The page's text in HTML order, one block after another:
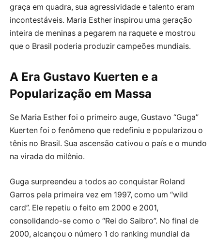
graça em quadra, sua agressividade e talento eram
incontestáveis. Maria Esther inspirou uma geração
inteira de meninas a pegarem na raquete e mostrou
que o Brasil poderia produzir campeões mundiais.
A Era Gustavo Kuerten e a
Popularização em Massa
Se Maria Esther foi o primeiro auge, Gustavo “Guga”
Kuerten foi o fenômeno que redefiniu e popularizou o
tênis no Brasil. Sua ascensão cativou o país e o mundo
na virada do milênio.
Guga surpreendeu a todos ao conquistar Roland
Garros pela primeira vez em 1997, como um “wild
card”. Ele repetiu o feito em 2000 e 2001,
consolidando-se como o “Rei do Saibro”. No final de
2000, alcançou o número 1 do ranking mundial da